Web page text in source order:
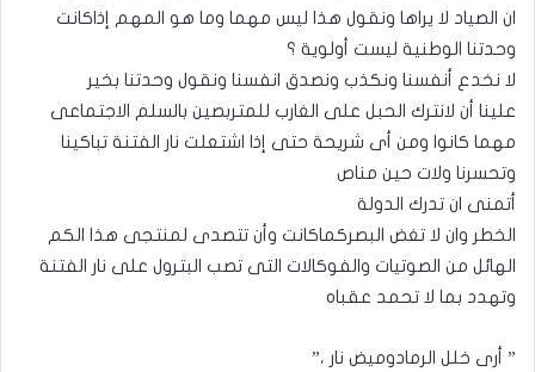
ان الصياد لا يراها ونقول هذا ليس مهما وما هو المهم إذاكانت
وحدتنا الوطنية ليست أولوية ؟
لا نخدع أنفسنا ونكذب ونصدق انفسنا ونقول وحدتنا بخير
علينا أن لانترك الحبل على الغارب للمتربصين بالسلم الاجتماعى
مهما كانوا ومن أى شريحة حتى إذا اشتعلت نار الفتنة تباكينا
وتحسرنا ولات حين مناص
أتمنى ان تدرك الدولة
الخطر وان لا تغض البصركماكانت وأن تتصدى لمنتجى هذا الكم
الهائل من الصوتيات والفوكالات التى تصب البترول على نار الفتنة
وتهدد بما لا تحمد عقباه
” أرى خلل الرمادوميض نار ،”